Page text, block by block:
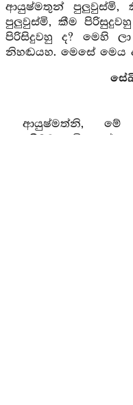
ආයුෂ්මතුන් පුලුවුස්මි,
පුලුවුස්මි, කීම
පිරිසිදුවහු ද? මෙහි
නිහඬයහ. මෙසේ මෙය
ආයුෂ්මත්නි, මේ
උදෙසීමට පැමිණෙත්.